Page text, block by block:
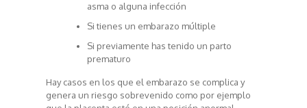
asma o alguna infección
Si tienes un embarazo múltiple
Si previamente has tenido un parto
prematuro
Hay casos en los que el embarazo se complica y
genera un riesgo sobrevenido como por ejemplo